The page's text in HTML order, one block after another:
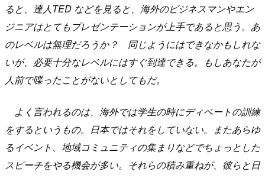
ると、達人TED などを見ると、海外のビジネスマンやエン
ジニアはとてもプレゼンテーションが上手であると思う。あ
のレベルは無理だろうか？ 同じようにはできなかもしれな
いが、必要十分なレベルにはすぐ到達できる。もしあなたが
人前で喋ったことがないとしてもだ。
よく言われるのは、海外では学生の時にディベートの訓練
をするというもの。日本ではそれをしていない。またあらゆ
るイベント、地域コミュニティの集まりなどでちょっとした
スピーチをやる機会が多い。それらの積み重ねが、彼らと日